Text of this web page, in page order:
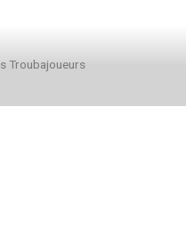
Troubajoueurs